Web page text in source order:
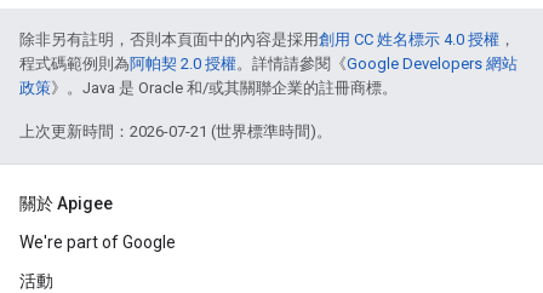
除非另有註明，否則本頁面中的內容是採用創用 CC 姓名標示 4.0 授權 ，
程式碼範例則為阿帕契 2.0 授權。詳情請參閱《Google Developers 網站
政策》。Java 是 Oracle 和/或其關聯企業的註冊商標。
上次更新時間：2026-07-21 (世界標準時間)。
關於 Apigee
We're part of Google
活動